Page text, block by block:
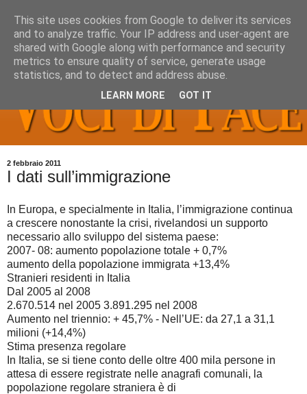
2 febbraio 2011
I dati sull’immigrazione
In Europa, e specialmente in Italia, l’immigrazione continua
a crescere nonostante la crisi, rivelandosi un supporto
necessario allo sviluppo del sistema paese:
2007- 08: aumento popolazione totale + 0,7%
aumento della popolazione immigrata +13,4%
Stranieri residenti in Italia
Dal 2005 al 2008
2.670.514 nel 2005 3.891.295 nel 2008
Aumento nel triennio: + 45,7% - Nell’UE: da 27,1 a 31,1
milioni (+14,4%)
Stima presenza regolare
In Italia, se si tiene conto delle oltre 400 mila persone in
attesa di essere registrate nelle anagrafi comunali, la
popolazione regolare straniera è di
This site uses cookies from Google to deliver its services
and to analyze traffic. Your IP address and user-agent are
shared with Google along with performance and security
metrics to ensure quality of service, generate usage
statistics, and to detect and address abuse.
LEARN MORE GOT IT